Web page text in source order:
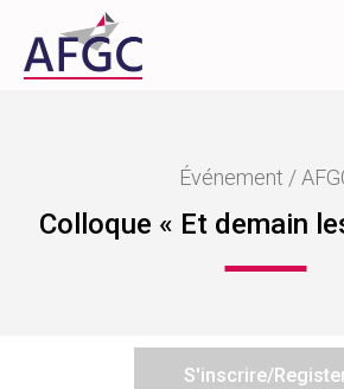
Événement /
Colloque « Et demain
S'inscrire/